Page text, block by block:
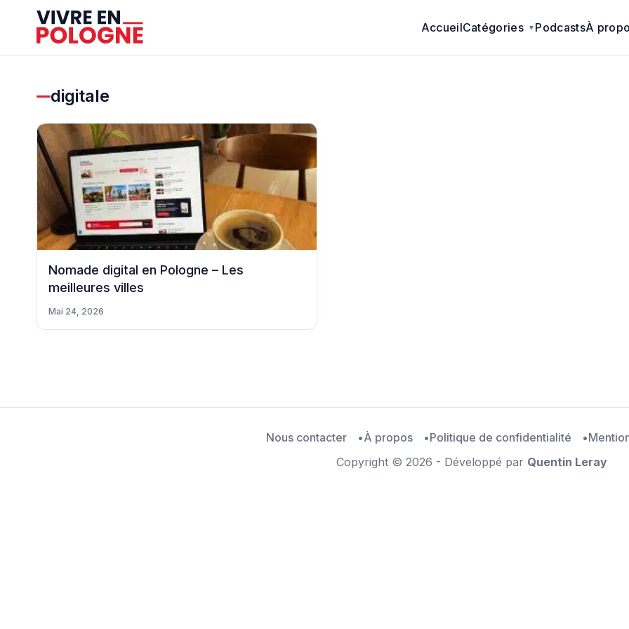
AccueilCatégories PodcastsÀ
digitale
Nomade digital en Pologne – Les
meilleures villes
Mai 24, 2026
Nous contacter À propos Politique de confidentialité
Copyright © 2026 - Développé par Quentin Leray